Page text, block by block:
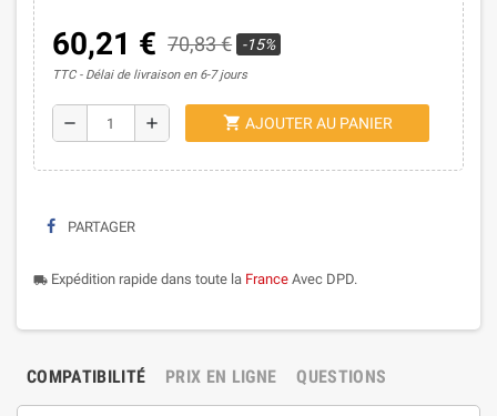
60,21 € 70,83 € -15%
TTC Délai de livraison en 6-7 jours
remove add shopping_cart AJOUTER AU PANIER
PARTAGER
local_shipping Expédition rapide dans toute la France Avec DPD.
COMPATIBILITÉ PRIX EN LIGNE QUESTIONS